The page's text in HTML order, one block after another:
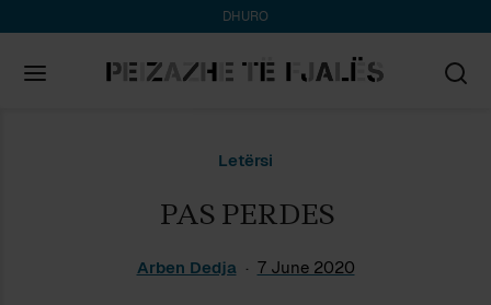
DHURO
Letërsi
PAS PERDES
Arben Dedja 7 June 2020